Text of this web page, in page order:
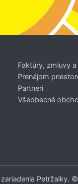
Faktúry, zmluvy
Prenájom
Partneri
Všeobecné
Petržalky.